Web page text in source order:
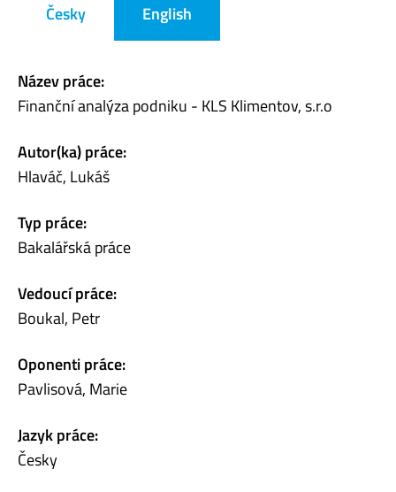
Česky English
Název práce:
Finanční analýza podniku - KLS Klimentov, s.r.o
Autor(ka) práce:
Hlaváč, Lukáš
Typ práce:
Bakalářská práce
Vedoucí práce:
Boukal, Petr
Oponenti práce:
Pavlisová, Marie
Jazyk práce:
Česky